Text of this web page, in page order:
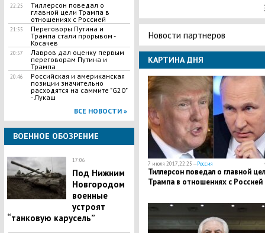
22:25
Тиллерсон поведал о
главной цели Tpaмпа в
отношениях с Россией
21:55
Переговоры Путина и
Трампа стали прорывом -
Косачев
20:57
Лавров дал оценку первым
переговорам Путина и
Трампа
20:46
Российская и американская
позиции значительно
расходятся на саммите "G20"
- Лукаш
ВСЕ НОВОСТИ »
ВОЕННОЕ ОБОЗРЕНИЕ
17:06
Под Нижним
Новгородом
военные
устроят
“танковую карусель”
Новости партнеров
КАРТИНА ДНЯ
7 июля 2017, 22:25 —Россия
Тиллерсон поведал о главной
Tpaмпа в отношениях с Россией